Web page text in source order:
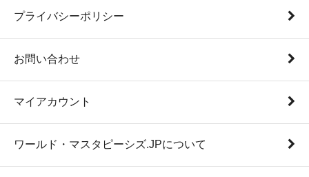
プライバシーポリシー
お問い合わせ
マイアカウント
ワールド・マスタピーシズ.JPについて